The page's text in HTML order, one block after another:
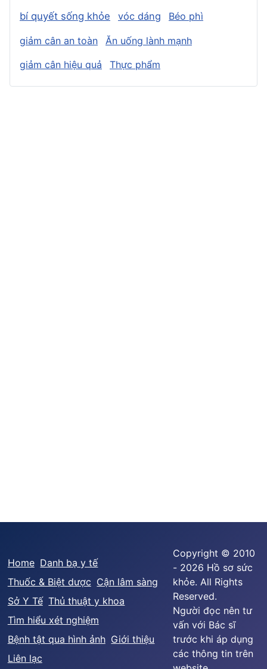
bí quyết sống khỏe vóc dáng Béo phì
giảm cân an toàn
Ăn uống lành mạnh
giảm cân hiệu quả
Thực phẩm
Home Danh bạ y tế
Thuốc & Biệt dược Cận lâm sàng
Sở Y Tế Thủ thuật y khoa
Tìm hiểu xét nghiệm
Bệnh tật qua hình ảnh Giới thiệu
Liên lạc
Copyright © 2010
- 2026 Hồ sơ sức
khỏe. All Rights
Reserved.
Người đọc nên tư
vấn với Bác sĩ
trước khi áp dụng
các thông tin trên